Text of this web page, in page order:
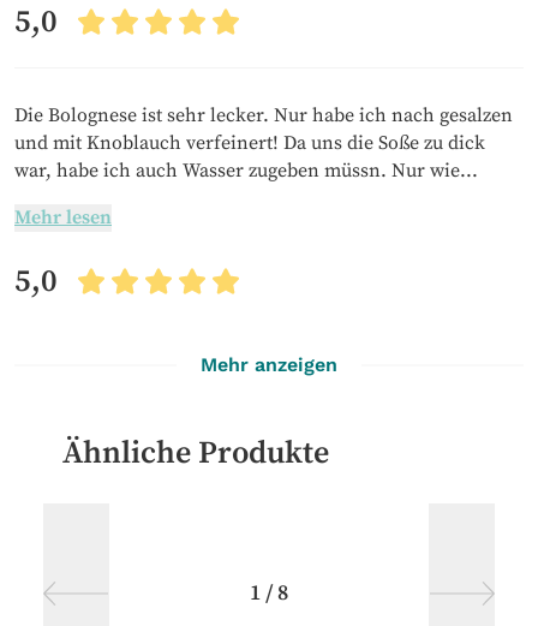
5,0
Die Bolognese ist sehr lecker. Nur habe ich nach gesalzen
und mit Knoblauch verfeinert! Da uns die Soße zu dick
war, habe ich auch Wasser zugeben müssn. Nur wie...
Mehr lesen
5,0
Mehr anzeigen
Ähnliche Produkte
1/8